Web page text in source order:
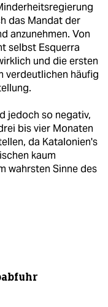
das Mandat der
anzunehmen. Von
selbst Esquerra
und die ersten
verdeutlichen häufig
jedoch so negativ,
bis vier Monaten
da Katalonien's
kaum
wahrsten Sinne des